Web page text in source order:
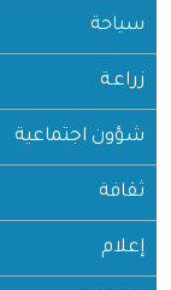
سياحة
زراعـة
شؤون اجتماعية
ثقافة
إعلام